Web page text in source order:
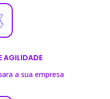
AGILIDADE
a sua empresa